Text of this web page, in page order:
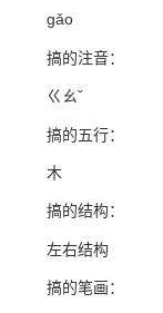
gǎo
搞的注音：
ㄍㄠˇ
搞的五行：
木
搞的结构：
左右结构
搞的笔画：